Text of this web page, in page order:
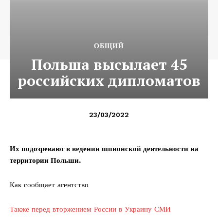
ОБЩИЙ
Польша высылает 45
российских дипломатов
23/03/2022
Их подозревают в ведении шпионской деятельности на
территории Польши.
Как сообщает агентство
Также перед вторжением России в Украину СМИ